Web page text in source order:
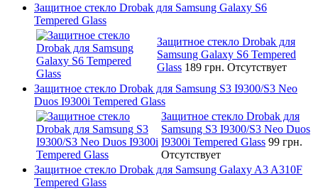
Защитное стекло Drobak для Samsung Galaxy S6
Tempered Glass
Защитное стекло Drobak для
Samsung Galaxy S6 Tempered
Glass 189 грн. Отсутствует
Защитное стекло Drobak для Samsung S3 I9300/S3 Neo
Duos I9300i Tempered Glass
Защитное стекло Drobak для
Samsung S3 I9300/S3 Neo Duos
I9300i Tempered Glass 99 грн.
Отсутствует
Защитное стекло Drobak для Samsung Galaxy A3 A310F
Tempered Glass